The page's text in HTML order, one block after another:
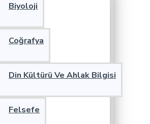
Biyoloji
Coğrafya
Din Kültürü Ve Ahlak Bilgisi
Felsefe